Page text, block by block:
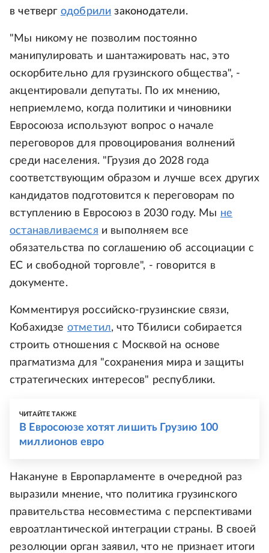
в четверг одобрили законодатели.
"Мы никому не позволим постоянно
манипулировать и шантажировать нас, это
оскорбительно для грузинского общества", -
акцентировали депутаты. По их мнению,
неприемлемо, когда политики и чиновники
Евросоюза используют вопрос о начале
переговоров для провоцирования волнений
среди населения. "Грузия до 2028 года
соответствующим образом и лучше всех других
кандидатов подготовится к переговорам по
вступлению в Евросоюз в 2030 году. Мы не
останавливаемся и выполняем все
обязательства по соглашению об ассоциации с
ЕС и свободной торговле", - говорится в
документе.
Комментируя российско-грузинские связи,
Кобахидзе отметил, что Тбилиси собирается
строить отношения с Москвой на основе
прагматизма для "сохранения мира и защиты
стратегических интересов" республики.
ЧИТАЙТЕ ТАКЖЕ
В Евросоюзе хотят лишить Грузию 100
миллионов евро
Накануне в Европарламенте в очередной раз
выразили мнение, что политика грузинского
правительства несовместима с перспективами
евроатлантической интеграции страны. В своей
резолюции орган заявил, что не признает итоги